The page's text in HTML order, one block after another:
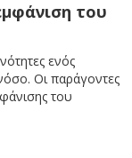
του
ενός
Οι παράγοντες
του